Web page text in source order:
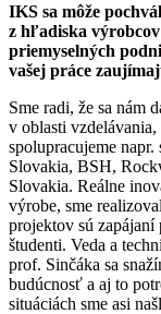
IKS sa môže
z hľadiska
priemyselných
vašej práce
Sme radi, že sa nám
v oblasti
spolupracujeme
Slovakia, BSH,
Slovakia. Reálne
výrobe, sme
projektov sú
študenti. Veda a
prof. Sinčáka sa
budúcnosť a aj to
situáciách sme asi